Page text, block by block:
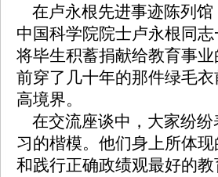
在卢永根先进事迹陈列馆
中国科学院院士卢永根同
将毕生积蓄捐献给教育事
前穿了几十年的那件绿毛
高境界。
在交流座谈中，大家纷纷
习的楷模。他们身上所体
和践行正确政绩观最好的